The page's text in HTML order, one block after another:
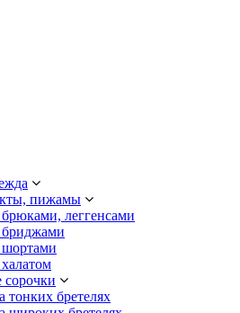
пижамы
леггенсами
тонких бретелях